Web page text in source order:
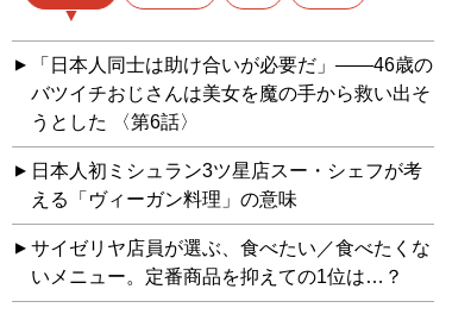
「日本人同士は助け合いが必要だ」――46歳の
バツイチおじさんは美女を魔の手から救い出そ
うとした 〈第6話〉
日本人初ミシュラン3ツ星店スー・シェフが考
える「ヴィーガン料理」の意味
サイゼリヤ店員が選ぶ、食べたい／食べたくな
いメニュー。定番商品を抑えての1位は…？